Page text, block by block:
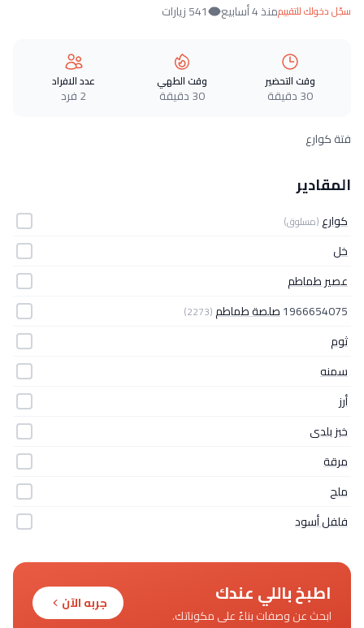
سجّل دخولك للتقييممنذ 4 أسابيع 541 زيارات
وقت التحضير
30 دقيقة
وقت الطهي
30 دقيقة
عدد الافراد
2 فرد
فتة كوارع
المقادير
كوارع(مسلوق)
خل
عصير طماطم
1966654075صلصة طماطم(2273)
ثوم
سمنه
أرز
خبز بلدى
مرقة
ملح
فلفل أسود
اطبخ باللي عندك
ابحث عن وصفات بناءً على مكوناتك.
جربه الآن